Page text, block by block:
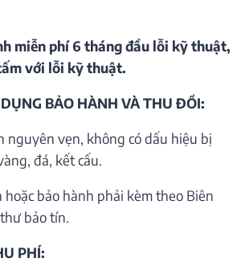
miễn phí 6 tháng đầu lỗi kỹ thuật,
với lỗi kỹ thuật.
BẢO HÀNH VÀ THU ĐỒI:
nguyên vẹn, không có dấu hiệu bị
đá, kết cấu.
hoặc bảo hành phải kèm theo Biên
bảo tín.
PHÍ: